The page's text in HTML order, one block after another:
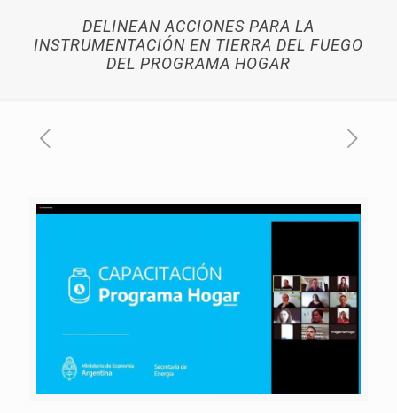
DELINEAN ACCIONES PARA LA
INSTRUMENTACIÓN EN TIERRA DEL FUEGO
DEL PROGRAMA HOGAR